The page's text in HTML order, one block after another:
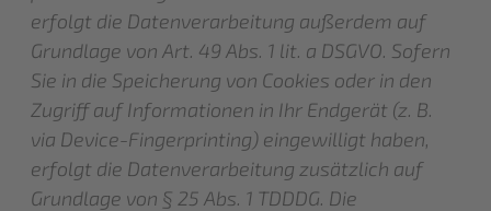
erfolgt die Datenverarbeitung außerdem auf
Grundlage von Art. 49 Abs. 1 lit. a DSGVO. Sofern
Sie in die Speicherung von Cookies oder in den
Zugriff auf Informationen in Ihr Endgerät (z. B.
via Device-Fingerprinting) eingewilligt haben,
erfolgt die Datenverarbeitung zusätzlich auf
Grundlage von § 25 Abs. 1 TDDDG. Die